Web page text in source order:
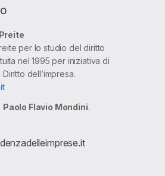
per lo studio del diritto
nel 1995 per iniziativa di
dell’impresa.
Paolo Flavio Mondini.